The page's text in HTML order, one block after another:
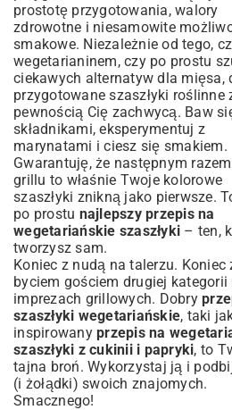
prostotę przygotowania, walory
zdrowotne i niesamowite
smakowe. Niezależnie od tego,
wegetarianinem, czy po prostu
ciekawych alternatyw dla mięsa,
przygotowane szaszłyki roślinne
pewnością Cię zachwycą. Baw
składnikami, eksperymentuj z
marynatami i ciesz się smakiem.
Gwarantuję, że następnym
grillu to właśnie Twoje kolorowe
szaszłyki znikną jako pierwsze.
po prostu najlepszy przepis na
wegetariańskie szaszłyki – ten,
tworzysz sam.
Koniec z nudą na talerzu. Koniec
byciem gościem drugiej kategorii
imprezach grillowych. Dobry
szaszłyki wegetariańskie, taki
inspirowany przepis na
szaszłyki z cukinii i papryki, to
tajna broń. Wykorzystaj ją i
(i żołądki) swoich znajomych.
Smacznego!